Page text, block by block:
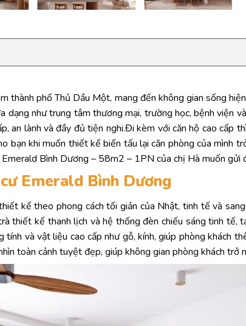
thành phố Thủ Dầu Một, mang đến không gian sống
như trung tâm thương mại, trường học, bệnh viện
an lành và đầy đủ tiện nghi.Đi kèm với căn hộ cao cấp
bạn khi muốn thiết kế biến tấu lại căn phòng của mình
Bình Dương – 58m2 – 1PN của chị Hà muốn gửi
Emerald Bình Dương
kế theo phong cách tối giản của Nhật, tinh tế và
thiết kế thanh lịch và hệ thống đèn chiếu sáng tinh
và vật liệu cao cấp như gỗ, kính, giúp phòng khách
toàn cảnh tuyệt đẹp, giúp không gian phòng khách trở